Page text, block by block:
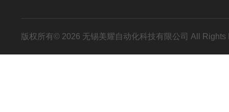
版权所有© 2026 无锡美耀自动化科技有限公司 All